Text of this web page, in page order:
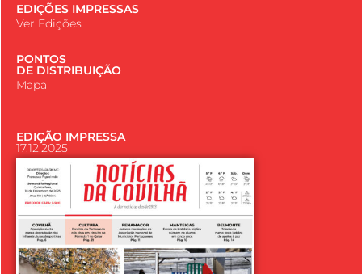
EDIÇÕES IMPRESSAS
Ver Edições
PONTOS
DE DISTRIBUIÇÃO
Mapa
EDIÇÃO IMPRESSA
17.12.2025